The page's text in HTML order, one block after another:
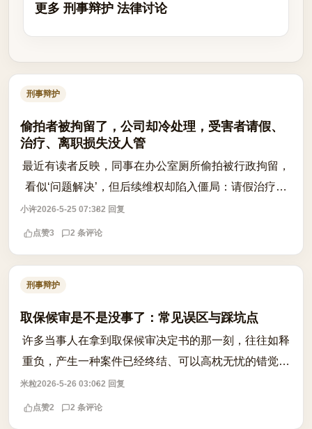
更多 刑事辩护 法律讨论
刑事辩护
偷拍者被拘留了，公司却冷处理，受害者请假、
治疗、离职损失没人管
最近有读者反映，同事在办公室厕所偷拍被行政拘留，
看似‘问题解决’，但后续维权却陷入僵局：请假治疗、
心理创伤、甚至被迫离职，经济损失无人承担。行政拘
留只是对违法行为的惩戒，但对受害人...
小许2026-5-25 07:382 回复
点赞3 2 条评论
刑事辩护
取保候审是不是没事了：常见误区与踩坑点
许多当事人在拿到取保候审决定书的那一刻，往往如释
重负，产生一种案件已经终结、可以高枕无忧的错觉。
这种认知存在巨大的法律偏差，必须予以纠正。取保候
审仅仅是刑事诉讼过程中的一种非羁押性...
米粒2026-5-26 03:062 回复
点赞2 2 条评论